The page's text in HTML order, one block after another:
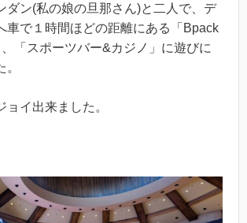
ダン(私の娘の旦那さん)と二人で、デ
車で１時間ほどの距離にある「Bpack
「スポーツバー&カジノ」に遊びに
イ出来ました。